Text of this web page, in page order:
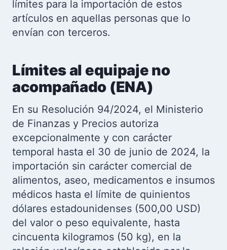
límites para la importación de estos
artículos en aquellas personas que lo
envían con terceros.
Límites al equipaje no
acompañado (ENA)
En su Resolución 94/2024, el Ministerio
de Finanzas y Precios autoriza
excepcionalmente y con carácter
temporal hasta el 30 de junio de 2024, la
importación sin carácter comercial de
alimentos, aseo, medicamentos e insumos
médicos hasta el límite de quinientos
dólares estadounidenses (500,00 USD)
del valor o peso equivalente, hasta
cincuenta kilogramos (50 kg), en la